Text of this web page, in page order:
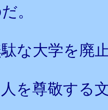
。
な大学を廃
を尊敬する